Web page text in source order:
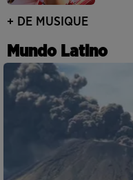
+ DE MUSIQUE
Mundo Latino